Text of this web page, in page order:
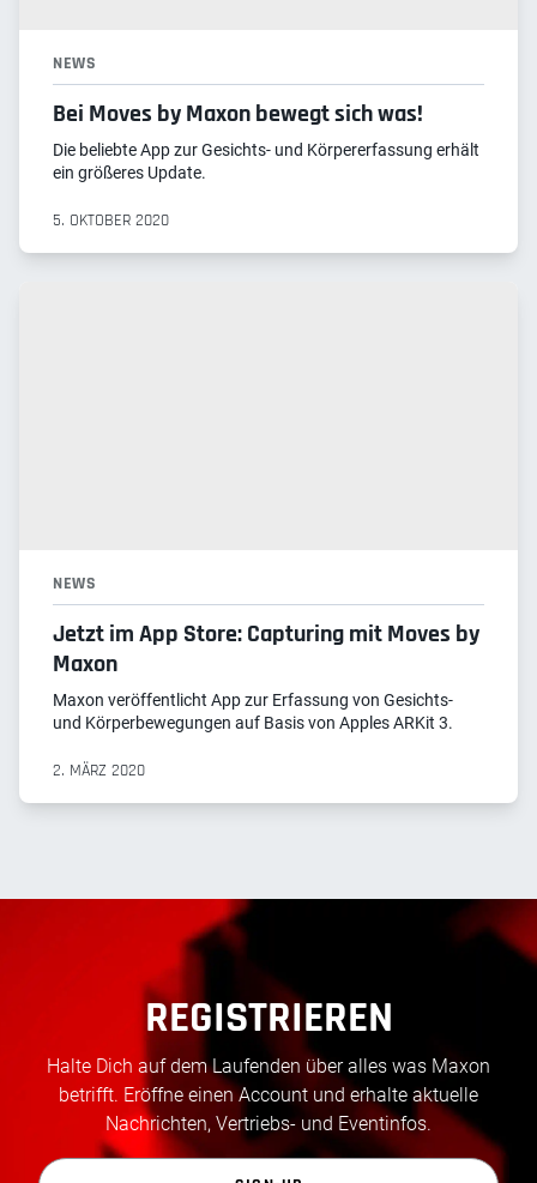
NEWS
Bei Moves by Maxon bewegt sich was!
Die beliebte App zur Gesichts- und Körpererfassung erhält
ein größeres Update.
5. OKTOBER 2020
NEWS
Jetzt im App Store: Capturing mit Moves by
Maxon
Maxon veröffentlicht App zur Erfassung von Gesichts-
und Körperbewegungen auf Basis von Apples ARKit 3.
2. MÄRZ 2020
REGISTRIEREN
Halte Dich auf dem Laufenden über alles was Maxon
betrifft. Eröffne einen Account und erhalte aktuelle
Nachrichten, Vertriebs- und Eventinfos.